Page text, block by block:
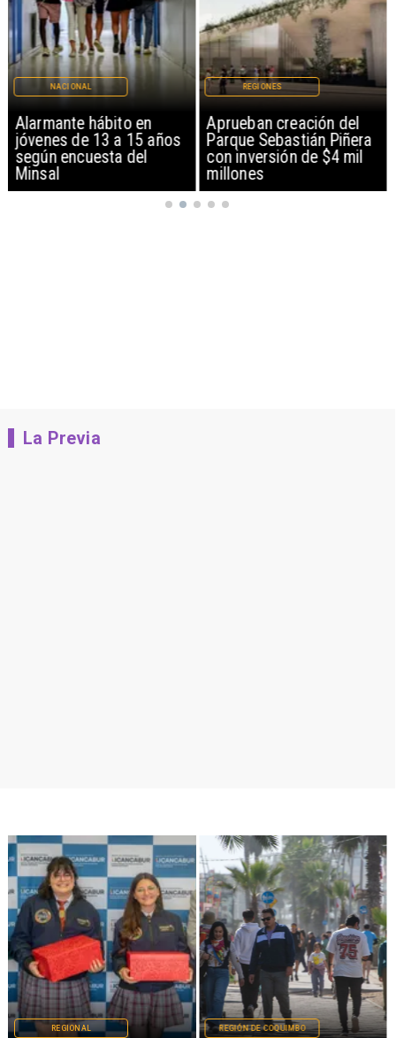
Alarmante hábito en
jóvenes de 13 a 15 años
según encuesta del
Minsal
NACIONAL
Aprueban creación del
Parque Sebastián Piñera
con inversión de $4 mil
millones
REGIONES
La Previa
REGIONAL REGIÓN DE COQUIMBO